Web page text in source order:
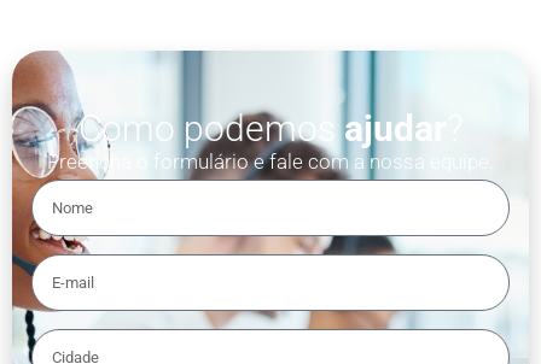
Como podemos ajudar
Preencha o formulário e fale com a nossa equipe.